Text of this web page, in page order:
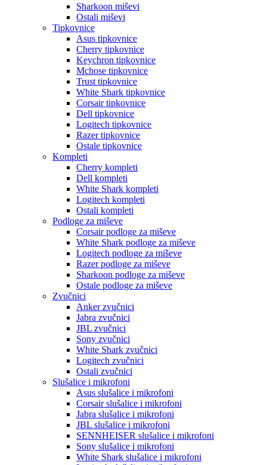
Sharkoon miševi
Ostali miševi
Tipkovnice
Asus tipkovnice
Cherry tipkovnice
Keychron tipkovnice
Mchose tipkovnice
Trust tipkovnice
White Shark tipkovnice
Corsair tipkovnice
Dell tipkovnice
Logitech tipkovnice
Razer tipkovnice
Ostale tipkovnice
Kompleti
Cherry kompleti
Dell kompleti
White Shark kompleti
Logitech kompleti
Ostali kompleti
Podloge za miševe
Corsair podloge za miševe
White Shark podloge za miševe
Logitech podloge za miševe
Razer podloge za miševe
Sharkoon podloge za miševe
Ostale podloge za miševe
Zvučnici
Anker zvučnici
Jabra zvučnici
JBL zvučnici
Sony zvučnici
White Shark zvučnici
Logitech zvučnici
Ostali zvučnici
Slušalice i mikrofoni
Asus slušalice i mikrofoni
Corsair slušalice i mikrofoni
Jabra slušalice i mikrofoni
JBL slušalice i mikrofoni
SENNHEISER slušalice i mikrofoni
Sony slušalice i mikrofoni
White Shark slušalice i mikrofoni